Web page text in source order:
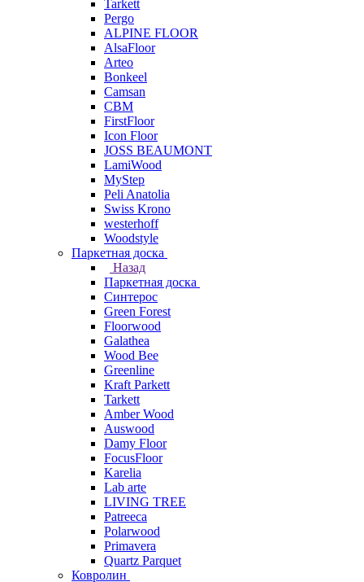
Tarkett
Pergo
ALPINE FLOOR
AlsaFloor
Arteo
Bonkeel
Camsan
CBM
FirstFloor
Icon Floor
JOSS BEAUMONT
LamiWood
MyStep
Peli Anatolia
Swiss Krono
westerhoff
Woodstyle
Паркетная доска
Назад
Паркетная доска
Синтерос
Green Forest
Floorwood
Galathea
Wood Bee
Greenline
Kraft Parkett
Tarkett
Amber Wood
Auswood
Damy Floor
FocusFloor
Karelia
Lab arte
LIVING TREE
Patreeca
Polarwood
Primavera
Quartz Parquet
Ковролин